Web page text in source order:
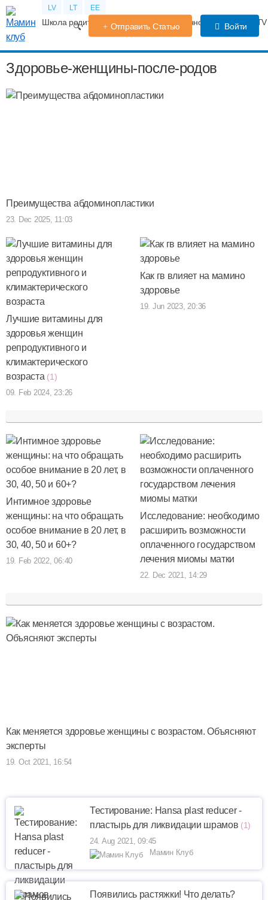
LV LT EE
Школа родителей Календарь беременности Форум
Отправить Статью Войти
Здоровье-женщины-после-родов
Преимущества абдоминопластики
23. Dec 2025, 11:03
Лучшие витамины для
здоровья женщин
репродуктивного и
климактерического
возраста (1)
09. Feb 2024, 23:26
Как гв влияет на мамино
здоровье
19. Jun 2023, 20:36
Интимное здоровье
женщины: на что обращать
особое внимание в 20 лет, в
30, 40, 50 и 60+?
19. Feb 2022, 06:40
Исследование: необходимо
расширить возможности
оплаченного государством
лечения миомы матки
22. Dec 2021, 14:29
Как меняется здоровье женщины с возрастом. Объясняют
эксперты
19. Oct 2021, 16:54
Тестирование: Hansa plast reducer -
пластырь для ликвидации шрамов (1)
24. Aug 2021, 09:45
Мамин Клуб
Появились растяжки! Что делать?